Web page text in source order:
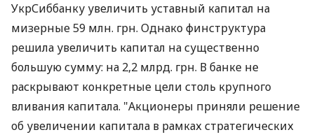
УкрСиббанку увеличить уставный капитал на
мизерные 59 млн. грн. Однако финструктура
решила увеличить капитал на существенно
большую сумму: на 2,2 млрд. грн. В банке не
раскрывают конкретные цели столь крупного
вливания капитала. "Акционеры приняли решение
об увеличении капитала в рамках стратегических